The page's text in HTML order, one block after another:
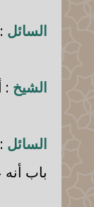
السائل
الشيخ :
السائل
باب